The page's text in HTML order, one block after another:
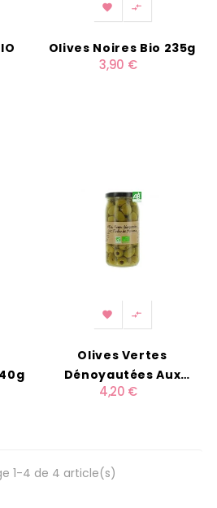
 
Olives Noires Bio 235g
3,90 €
 
Olives Vertes
Dénoyautées Aux
Herbes De Provence
4,20 €
1-4 de 4 article(s)